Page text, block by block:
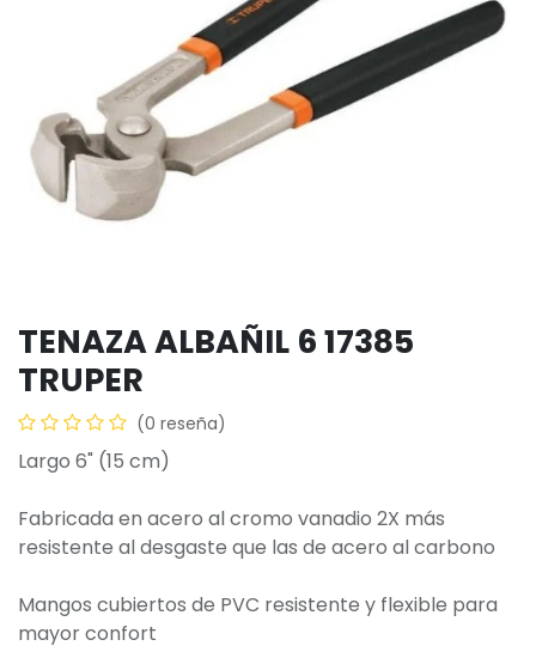
TENAZA ALBAÑIL 6 17385
TRUPER
(0 reseña)
Largo 6" (15 cm)
Fabricada en acero al cromo vanadio 2X más
resistente al desgaste que las de acero al carbono
Mangos cubiertos de PVC resistente y flexible para
mayor confort